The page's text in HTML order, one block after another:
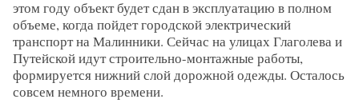
этом году объект будет сдан в эксплуатацию в полном
объеме, когда пойдет городской электрический
транспорт на Малинники. Сейчас на улицах Глаголева и
Путейской идут строительно-монтажные работы,
формируется нижний слой дорожной одежды. Осталось
совсем немного времени.